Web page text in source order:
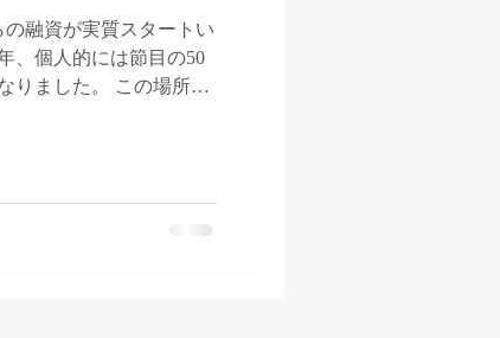
融資が実質スタートい
、個人的には節目の50
りました。 この場所か